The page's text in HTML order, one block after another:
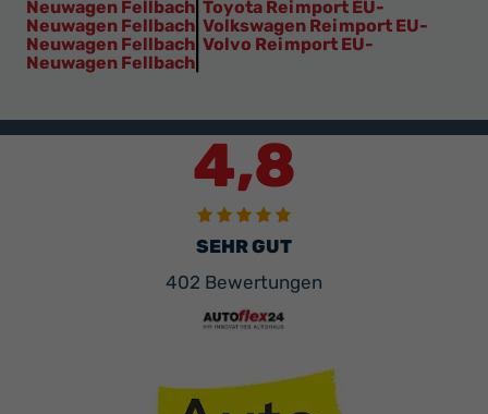
Neuwagen Fellbach Toyota Reimport EU-
Neuwagen Fellbach Volkswagen Reimport EU-
Neuwagen Fellbach Volvo Reimport EU-
Neuwagen Fellbach
4,8
SEHR GUT
402 Bewertungen